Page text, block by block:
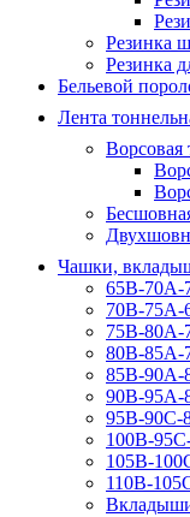
Резинка
Резинка
Бельевой
Лента
Ворсовая
Чашки,
65B-
70В-
75В-80А-
80В-85А-
85В-90А-
90B-95A-
95B-90C-
100B-
105B-
110B-